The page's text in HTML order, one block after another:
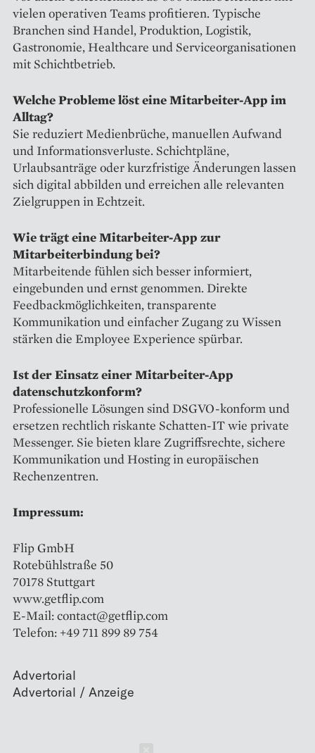
vielen operativen Teams profitieren. Typische
Branchen sind Handel, Produktion, Logistik,
Gastronomie, Healthcare und Serviceorganisationen
mit Schichtbetrieb.
Welche Probleme löst eine Mitarbeiter-App im
Alltag?
Sie reduziert Medienbrüche, manuellen Aufwand
und Informationsverluste. Schichtpläne,
Urlaubsanträge oder kurzfristige Änderungen lassen
sich digital abbilden und erreichen alle relevanten
Zielgruppen in Echtzeit.
Wie trägt eine Mitarbeiter-App zur
Mitarbeiterbindung bei?
Mitarbeitende fühlen sich besser informiert,
eingebunden und ernst genommen. Direkte
Feedbackmöglichkeiten, transparente
Kommunikation und einfacher Zugang zu Wissen
stärken die Employee Experience spürbar.
Ist der Einsatz einer Mitarbeiter-App
datenschutzkonform?
Professionelle Lösungen sind DSGVO-konform und
ersetzen rechtlich riskante Schatten-IT wie private
Messenger. Sie bieten klare Zugriffsrechte, sichere
Kommunikation und Hosting in europäischen
Rechenzentren.
Impressum:
Flip GmbH
Rotebühlstraße 50
70178 Stuttgart
www.getflip.com
E-Mail: contact@getflip.com
Telefon: +49 711 899 89 754
Advertorial